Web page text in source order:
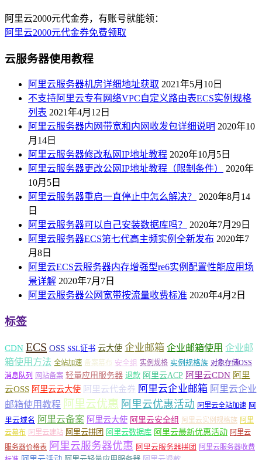
阿里云2000元代金券，有账号就能领：
阿里云2000元代金券免费领取
云服务器使用教程
阿里云服务器机房详细地址获取 2021年5月10日
不支持阿里云专有网络VPC自定义路由表ECS实例规格
列表 2021年4月12日
阿里云服务器内网带宽和内网收发包详细说明 2020年10
月14日
阿里云服务器修改私网IP地址教程 2020年10月5日
阿里云服务器更改公网IP地址教程（限制条件）
2020年
10月5日
阿里云服务器重启一直停止中怎么解决？
2020年8月14
日
阿里云服务器可以自己安装数据库吗？
2020年7月29日
阿里云服务器ECS第七代高主频实例全新发布 2020年7
月8日
阿里云ECS云服务器内存增强型re6实例配置性能应用场
景详解 2020年7月7日
阿里云服务器公网宽带按流量收费标准 2020年4月2日
标签
CDN ECS OSS SSL证书 云大使 企业邮箱 企业邮箱使用 企业邮
箱使用方法 全站加速 备案幕布 安全组 实例规格 实例规格族 对象存储OSS
消息队列
网站备案 轻量应用服务器 退款 阿里云ACP 阿里云CDN 阿里
云OSS 阿里云云大使 阿里云代金券 阿里云企业邮箱 阿里云企业
邮箱使用教程 阿里云优惠 阿里云优惠活动 阿里云全站加速 阿
里云域名 阿里云备案 阿里云大使 阿里云安全组 阿里云实例规格族 阿里
云幕布 阿里云建站 阿里云拼团 阿里云数据库 阿里云最新优惠活动 阿里云
服务器价格表 阿里云服务器优惠 阿里云服务器拼团 阿里云服务器收费